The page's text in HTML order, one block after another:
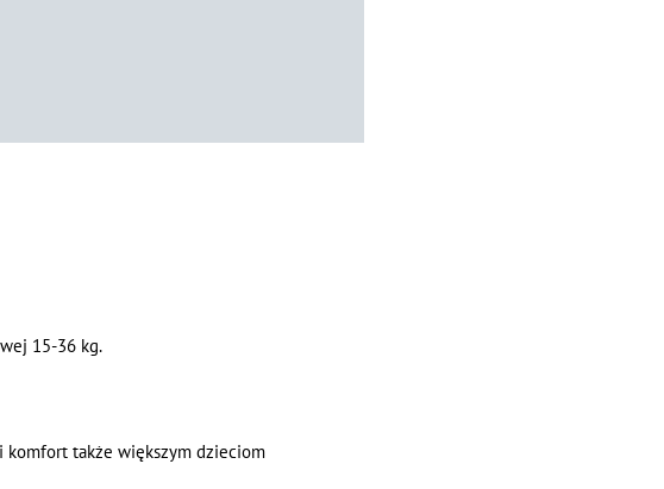
15-36 kg.
komfort także większym dzieciom